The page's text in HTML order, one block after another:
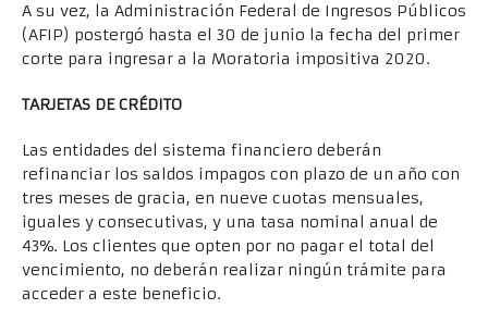
A su vez, la Administración Federal de Ingresos Públicos
(AFIP) postergó hasta el 30 de junio la fecha del primer
corte para ingresar a la Moratoria impositiva 2020.
TARJETAS DE CRÉDITO
Las entidades del sistema financiero deberán
refinanciar los saldos impagos con plazo de un año con
tres meses de gracia, en nueve cuotas mensuales,
iguales y consecutivas, y una tasa nominal anual de
43%. Los clientes que opten por no pagar el total del
vencimiento, no deberán realizar ningún trámite para
acceder a este beneficio.